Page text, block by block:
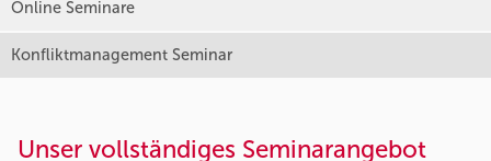
Online Seminare
Konfliktmanagement Seminar
Unser vollständiges Seminarangebot